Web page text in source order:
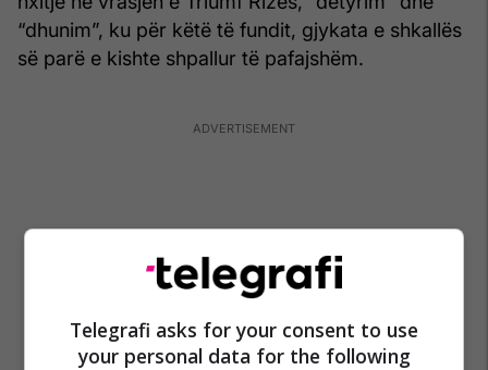
“dhunim”, ku për këtë të fundit, gjykata e shkallës
së parë e kishte shpallur të pafajshëm.
Telegrafi asks for your consent to use
your personal data for the following